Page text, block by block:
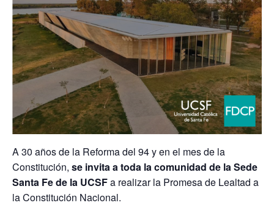
A 30 años de la Reforma del 94 y en el mes de la
Constitución, se invita a toda la comunidad de la Sede
Santa Fe de la UCSFa realizar la Promesa de Lealtad a
la Constitución Nacional.